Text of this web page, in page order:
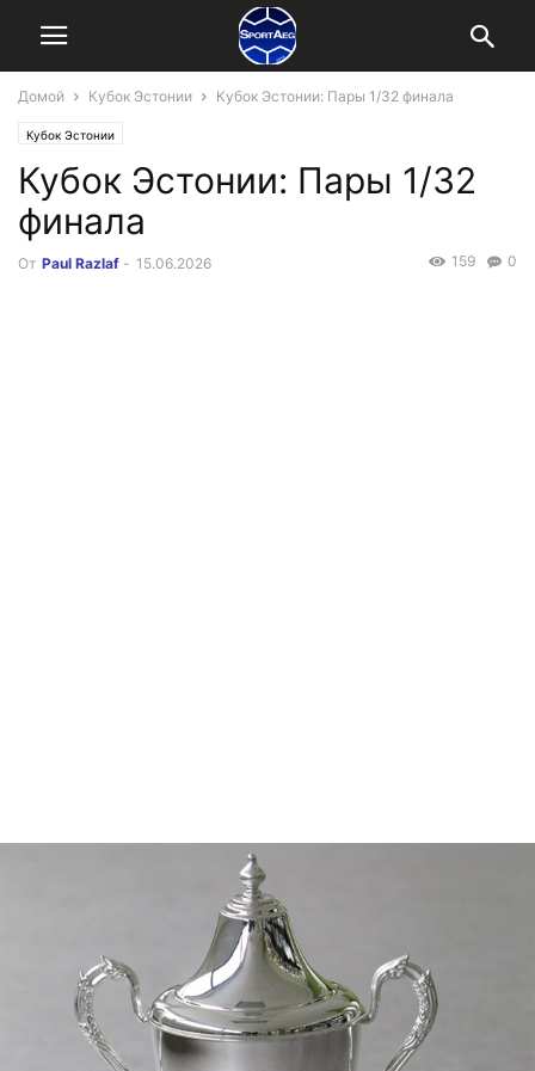
Домой Кубок Эстонии Кубок Эстонии: Пары 1/32 финала
Кубок Эстонии
Кубок Эстонии: Пары 1/32
финала
От Paul Razlaf - 15.06.2026 0
159